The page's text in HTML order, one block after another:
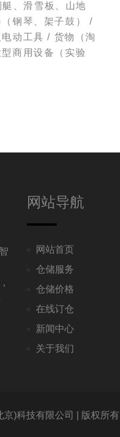
、滑雪板、山地
钢琴、架子鼓） /
动工具 / 货物（淘
商用设备（实验
网站导航
网站首页
仓储服务
仓储价格
在线订仓
新闻中心
关于我们
)科技有限公司 | 版权所有